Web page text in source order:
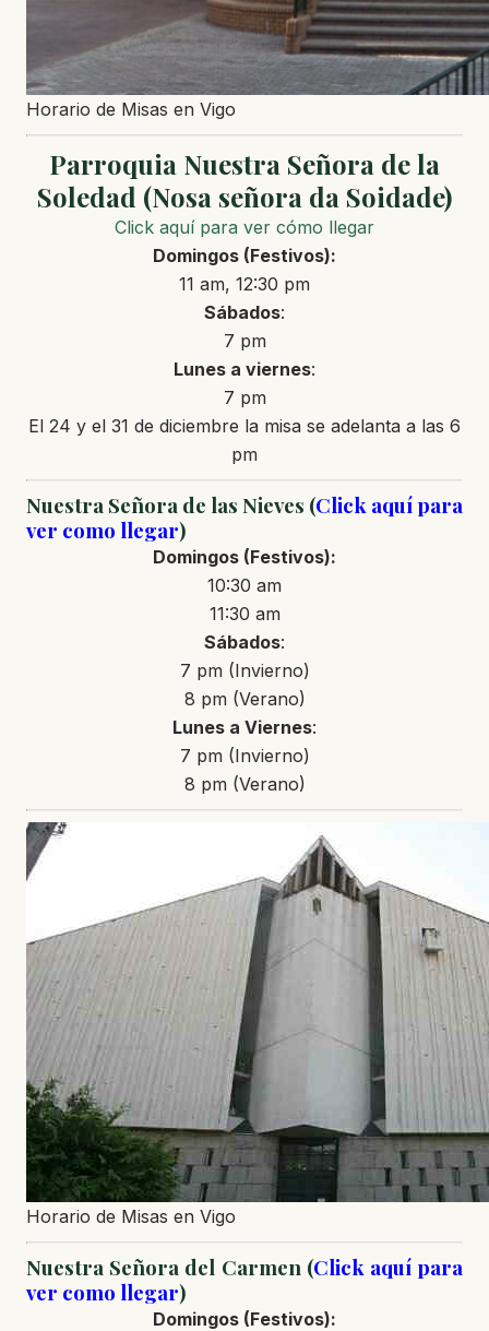
Horario de Misas en Vigo
Parroquia Nuestra Señora de la
Soledad (Nosa señora da Soidade)
Click aquí para ver cómo llegar
Domingos (Festivos):
11 am, 12:30 pm
Sábados:
7 pm
Lunes a viernes:
7 pm
El 24 y el 31 de diciembre la misa se adelanta a las 6
pm
Nuestra Señora de las Nieves (Click aquí para
ver como llegar)
Domingos (Festivos):
10:30 am
11:30 am
Sábados:
7 pm (Invierno)
8 pm (Verano)
Lunes a Viernes:
7 pm (Invierno)
8 pm (Verano)
Horario de Misas en Vigo
Nuestra Señora del Carmen (Click aquí para
ver como llegar)
Domingos (Festivos):